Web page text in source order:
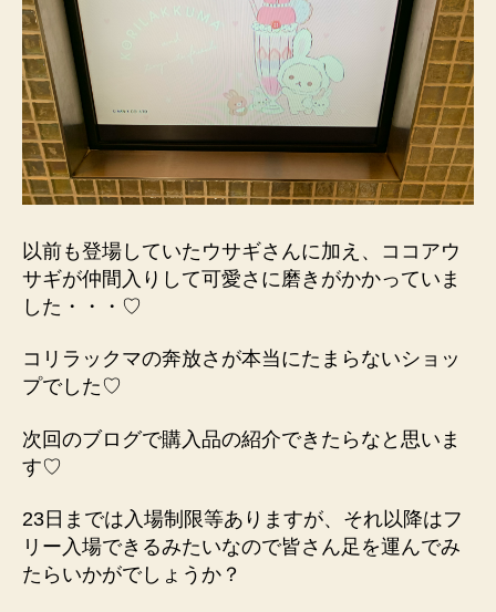
以前も登場していたウサギさんに加え、ココアウ
サギが仲間入りして可愛さに磨きがかかっていま
した・・・♡
コリラックマの奔放さが本当にたまらないショッ
プでした♡
次回のブログで購入品の紹介できたらなと思いま
す♡
23日までは入場制限等ありますが、それ以降はフ
リー入場できるみたいなので皆さん足を運んでみ
たらいかがでしょうか？